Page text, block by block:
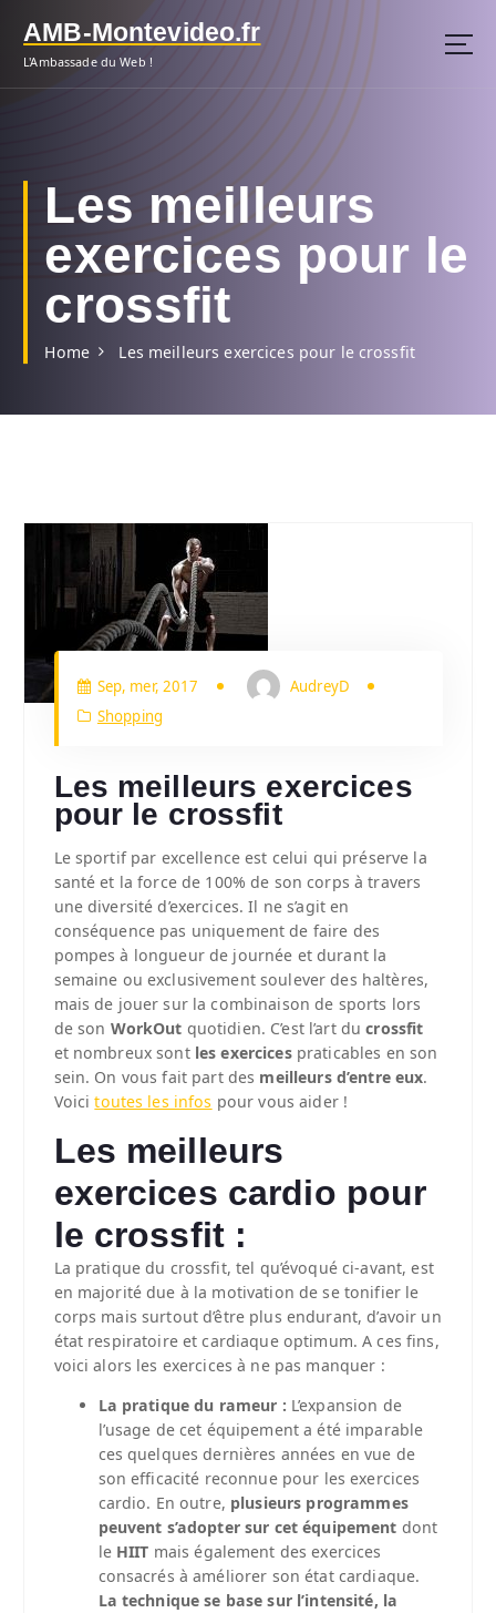
p
AMB-Montevideo.fr
L'Ambassade du Web !
Les meilleurs
exercices pour le
crossfit
Home Les meilleurs exercices pour le crossfit
Sep, mer, 2017
AudreyD
Shopping
Les meilleurs exercices
pour le crossfit
Le sportif par excellence est celui qui préserve la
santé et la force de 100% de son corps à travers
une diversité d’exercices. Il ne s’agit en
conséquence pas uniquement de faire des
pompes à longueur de journée et durant la
semaine ou exclusivement soulever des haltères,
mais de jouer sur la combinaison de sports lors
de son WorkOut quotidien. C’est l’art ducrossfit
et nombreux sont les exercicespraticables en son
sein. On vous fait part des meilleurs d’entre eux.
Voicitoutes les infos pour vous aider !
Les meilleurs
exercices cardio pour
le crossfit :
La pratique du crossfit, tel qu’évoqué ci-avant, est
en majorité due à la motivation de se tonifier le
corps mais surtout d’être plus endurant, d’avoir un
état respiratoire et cardiaque optimum. A ces fins,
voici alors les exercices à ne pas manquer :
La pratique du rameur : L’expansion de
l’usage de cet équipement a été imparable
ces quelques dernières années en vue de
son efficacité reconnue pour les exercices
cardio. En outre, plusieurs programmes
peuvent s’adopter sur cet équipement dont
le HIIT mais également des exercices
consacrés à améliorer son état cardiaque.
La technique se base sur l’intensité, la